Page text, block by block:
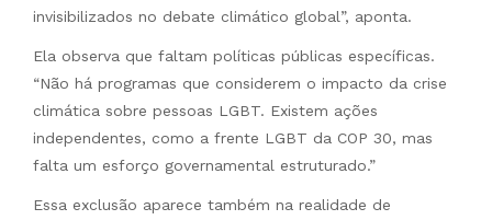
invisibilizados no debate climático global”, aponta.
Ela observa que faltam políticas públicas específicas.
“Não há programas que considerem o impacto da crise
climática sobre pessoas LGBT. Existem ações
independentes, como a frente LGBT da COP 30, mas
falta um esforço governamental estruturado.”
Essa exclusão aparece também na realidade de